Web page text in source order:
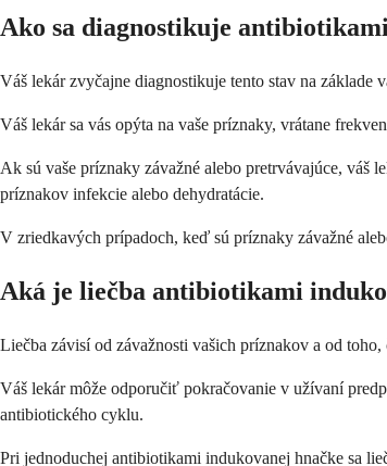
Ako sa diagnostikuje
Váš lekár zvyčajne diagnostikuje tento stav na
Váš lekár sa vás opýta na vaše príznaky, vrátane
Ak sú vaše príznaky závažné alebo pretrvávajúce,
príznakov infekcie alebo dehydratácie.
V zriedkavých prípadoch, keď sú príznaky závažné
Aká je liečba antibiotikami
Liečba závisí od závažnosti vašich príznakov a od
Váš lekár môže odporučiť pokračovanie v užívaní
antibiotického cyklu.
Pri jednoduchej antibiotikami indukovanej hnačke sa